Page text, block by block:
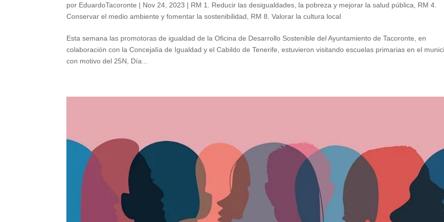
por EduardoTacoronte | Nov 24, 2023 | RM 1. Reducir las desigualdades, la pobreza y mejorar la salud pública, RM 4.
Conservar el medio ambiente y fomentar la sostenibilidad, RM 8. Valorar la cultura local
Esta semana las promotoras de igualdad de la Oficina de Desarrollo Sostenible del Ayuntamiento de Tacoronte, en
colaboración con la Concejalía de Igualdad y el Cabildo de Tenerife, estuvieron visitando escuelas primarias en el
con motivo del 25N, Día...